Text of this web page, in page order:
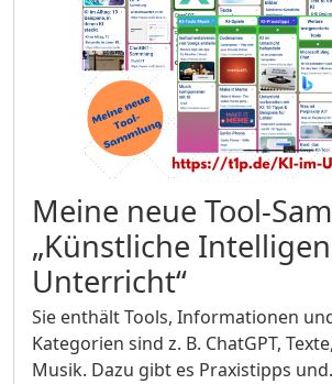
Meine neue Tool-
„Künstliche
Unterricht“
Sie enthält Tools, Informationen
Kategorien sind z. B. ChatGPT,
Musik. Dazu gibt es Praxistipps